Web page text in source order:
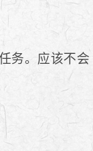
务。应该不会